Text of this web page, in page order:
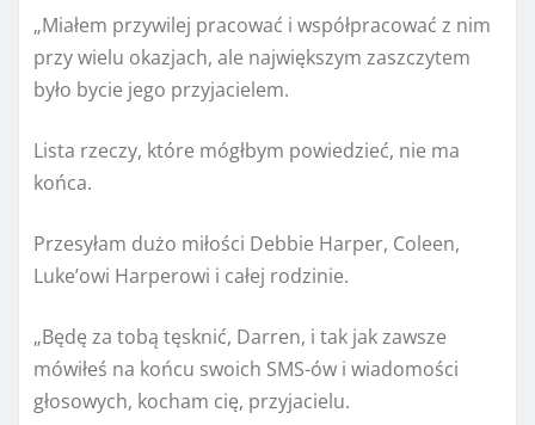
„Miałem przywilej pracować i współpracować z nim
przy wielu okazjach, ale największym zaszczytem
było bycie jego przyjacielem.
Lista rzeczy, które mógłbym powiedzieć, nie ma
końca.
Przesyłam dużo miłości Debbie Harper, Coleen,
Luke’owi Harperowi i całej rodzinie.
„Będę za tobą tęsknić, Darren, i tak jak zawsze
mówiłeś na końcu swoich SMS-ów i wiadomości
głosowych, kocham cię, przyjacielu.